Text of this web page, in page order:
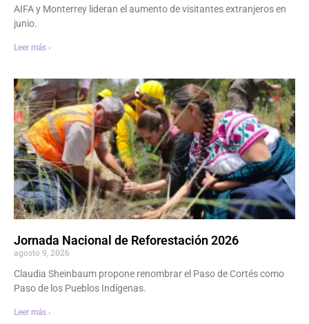
AIFA y Monterrey lideran el aumento de visitantes extranjeros en
junio.
Leer más ›
Jornada Nacional de Reforestación 2026
agosto 9, 2026
Claudia Sheinbaum propone renombrar el Paso de Cortés como
Paso de los Pueblos Indígenas.
Leer más ›